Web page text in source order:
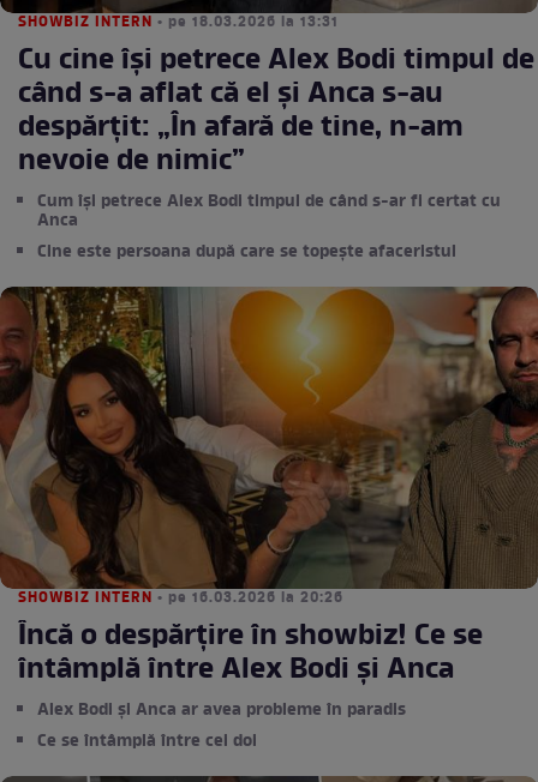
SHOWBIZ INTERN • pe 18.03.2026 la 13:31
Cu cine își petrece Alex Bodi timpul de
când s-a aflat că el și Anca s-au
despărțit: „În afară de tine, n-am
nevoie de nimic”
Cum își petrece Alex Bodi timpul de când s-ar fi certat cu
Anca
Cine este persoana după care se topește afaceristul
SHOWBIZ INTERN • pe 16.03.2026 la 20:26
Încă o despărțire în showbiz! Ce se
întâmplă între Alex Bodi și Anca
Alex Bodi și Anca ar avea probleme în paradis
Ce se întâmplă între cei doi